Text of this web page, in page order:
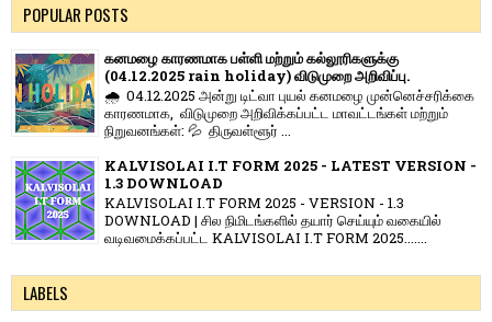
POPULAR POSTS
கனமழை காரணமாக பள்ளி மற்றும் கல்லூரிகளுக்கு
(04.12.2025 rain holiday) விடுமுறை அறிவிப்பு.
🌧️ 04.12.2025 அன்று டிட்வா புயல் கனமழை முன்னெச்சரிக்கை
காரணமாக, விடுமுறை அறிவிக்கப்பட்ட மாவட்டங்கள் மற்றும்
நிறுவனங்கள்: 💦 திருவள்ளூர் ...
KALVISOLAI I.T FORM 2025 - LATEST VERSION -
1.3 DOWNLOAD
KALVISOLAI I.T FORM 2025 - VERSION - 1.3
DOWNLOAD | சில நிமிடங்களில் தயார் செய்யும் வகையில்
வடிவமைக்கப்பட்ட KALVISOLAI I.T FORM 2025.......
LABELS